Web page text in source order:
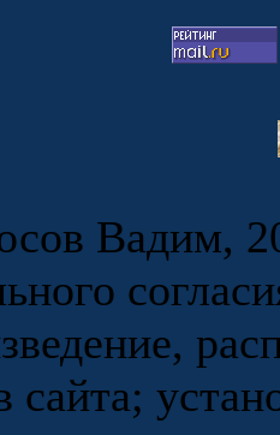
Вадим,
сайта;